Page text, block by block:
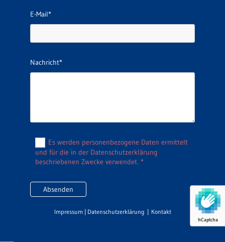
E-Mail*
Nachricht*
Es werden personenbezogene Daten ermittelt
und für die in der Datenschutzerklärung
beschriebenen Zwecke verwendet. *
hCaptcha
Impressum| Datenschutzerklärung | Kontakt